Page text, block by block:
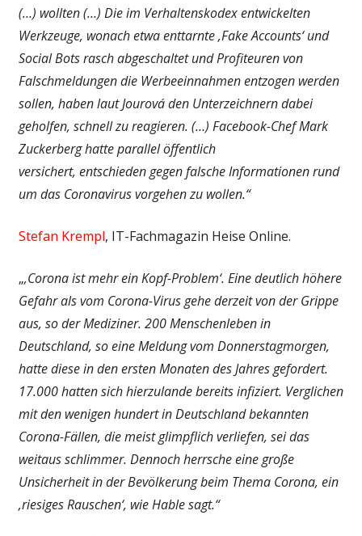
(…) wollten (…) Die im Verhaltenskodex entwickelten
Werkzeuge, wonach etwa enttarnte ‚Fake Accounts‘ und
Social Bots rasch abgeschaltet und Profiteuren von
Falschmeldungen die Werbeeinnahmen entzogen werden
sollen, haben laut Jourová den Unterzeichnern dabei
geholfen, schnell zu reagieren. (…) Facebook-Chef Mark
Zuckerberg hatte parallel öffentlich
versichert, entschieden gegen falsche Informationen rund
um das Coronavirus vorgehen zu wollen.“
Stefan Krempl, IT-Fachmagazin Heise Online.
„‚Corona ist mehr ein Kopf-Problem‘. Eine deutlich höhere
Gefahr als vom Corona-Virus gehe derzeit von der Grippe
aus, so der Mediziner. 200 Menschenleben in
Deutschland, so eine Meldung vom Donnerstagmorgen,
hatte diese in den ersten Monaten des Jahres gefordert.
17.000 hatten sich hierzulande bereits infiziert. Verglichen
mit den wenigen hundert in Deutschland bekannten
Corona-Fällen, die meist glimpflich verliefen, sei das
weitaus schlimmer. Dennoch herrsche eine große
Unsicherheit in der Bevölkerung beim Thema Corona, ein
‚riesiges Rauschen‘, wie Hable sagt.“